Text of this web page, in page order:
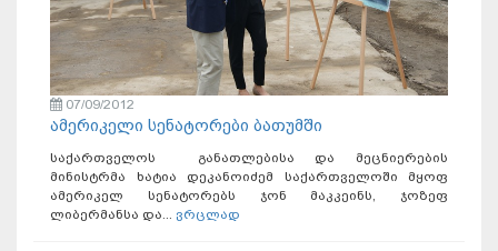
07/09/2012
ამერიკელი სენატორები ბათუმში
საქართველოს განათლებისა და მეცნიერების
მინისტრმა ხატია დეკანოიძემ საქართველოში მყოფ
ამერიკელ სენატორებს ჯონ მაკკეინს, ჯოზეფ
ლიბერმანსა და... ვრცლად